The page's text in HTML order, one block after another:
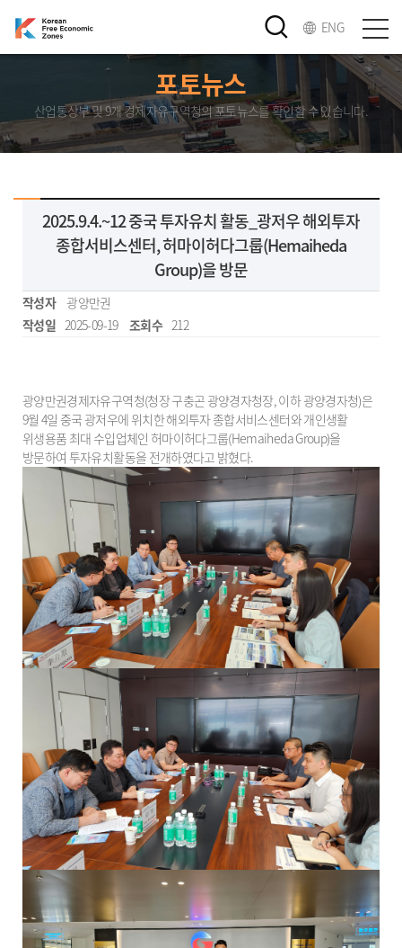
ENG
포토뉴스
산업통상부 및 9개 경제자유구역청의 포토뉴스를 확인할 수 있습니다.
2025.9.4.~12 중국 투자유치 활동_광저우 해외투자
종합서비스센터, 허마이허다그룹(Hemaiheda
Group)을 방문
작성자
광양만권
작성일 2025-09-19 조회수 212
광양만권경제자유구역청(청장 구충곤 광양경자청장, 이하 광양경자청)은
9월 4일 중국 광저우에 위치한 해외투자 종합서비스센터와 개인생활
위생용품 최대 수입업체인 허마이허다그룹(Hemaiheda Group)을
방문하여 투자유치활동을 전개하였다고 밝혔다.